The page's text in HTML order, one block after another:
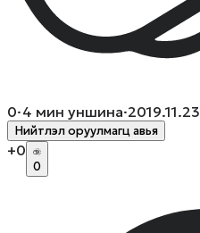
0·4 мин уншина·2019.11.23
Нийтлэл оруулмагц авья
+0
0